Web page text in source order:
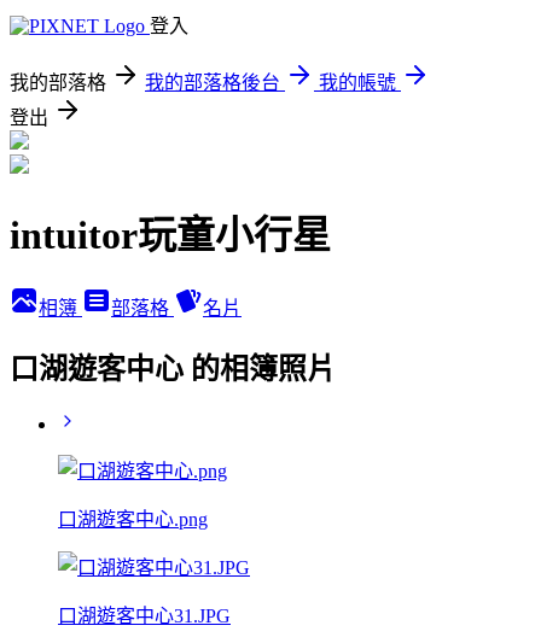
登入
我的部落格 我的部落格後台
我的帳號
登出
intuitor玩童小行星
相簿 部落格 名片
口湖遊客中心 的相簿照片
口湖遊客中心.png
口湖遊客中心31.JPG